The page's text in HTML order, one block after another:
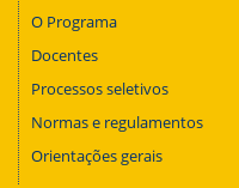
O Programa
Docentes
Processos seletivos
Normas e regulamentos
Orientações gerais